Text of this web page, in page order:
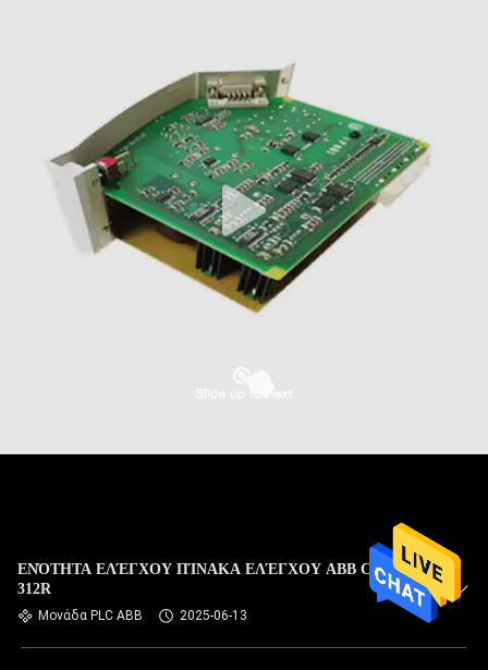
ΕΝΌΤΗΤΑ ΕΛΈΓΧΟΥ ΠΊΝΑΚΑ ΕΛΈΓΧΟΥ ABB CDP
312R
Μονάδα PLC ABB 2025-06-13